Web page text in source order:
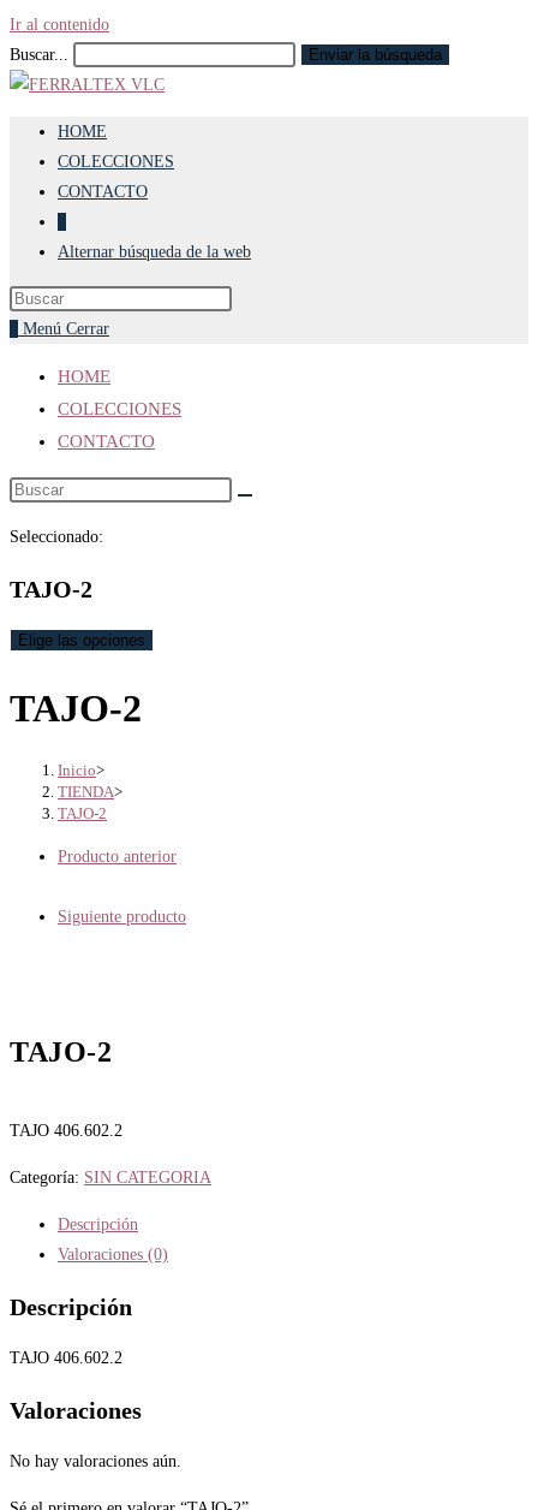
Ir al contenido
Buscar...
Enviar la búsqueda
HOME
COLECCIONES
CONTACTO
Alternar búsqueda de la web
Menú Cerrar
HOME
COLECCIONES
CONTACTO
Seleccionado:
TAJO-2
Elige las opciones
TAJO-2
Inicio>
TIENDA>
TAJO-2
Producto anterior
Siguiente producto
TAJO-2
TAJO 406.602.2
Categoría: SIN CATEGORIA
Descripción
Valoraciones (0)
Descripción
TAJO 406.602.2
Valoraciones
No hay valoraciones aún.